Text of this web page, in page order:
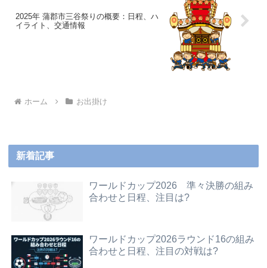
2025年 蒲郡市三谷祭りの概要：日程、ハ
イライト、交通情報
ホーム お出掛け
新着記事
ワールドカップ2026 準々決勝の組み
合わせと日程、注目は?
ワールドカップ2026ラウンド16の組み
合わせと日程、注目の対戦は?